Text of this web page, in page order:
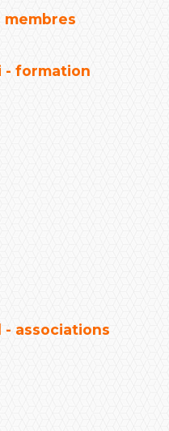
membres
- formation
associations